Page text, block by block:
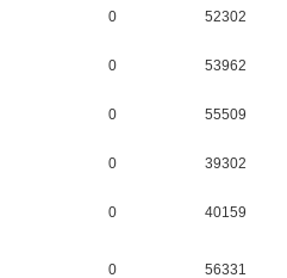
0 52302
0 53962
0 55509
0 39302
0 40159
0 56331